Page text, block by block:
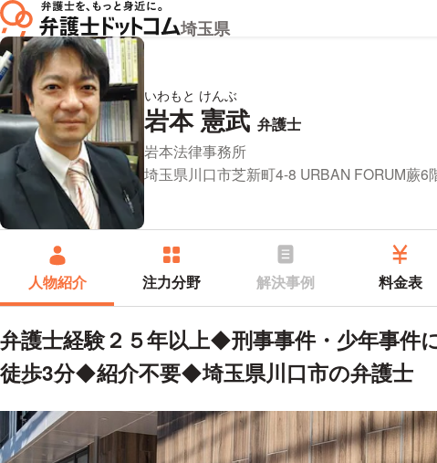
埼玉県
いわもと けんぶ
岩本 憲武 弁護士
所属事務所：
岩本法律事務所
所在地：
埼玉県川口市芝新町4-8 URBAN FORUM蕨6
人物紹介 注力分野 解決事例 料金表
弁護士経験２５年以上◆刑事事件・少年事件
徒歩3分◆紹介不要◆埼玉県川口市の弁護士